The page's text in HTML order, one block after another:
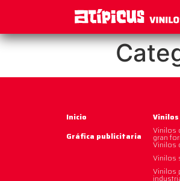
Inicio
Gráfica publicitaria
Vinilos
Vinilos
gran
Vinilos
Vinilos
Vinilos